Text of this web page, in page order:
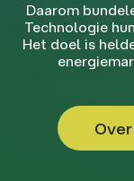
Daarom
Technologie
Het doel is
Over